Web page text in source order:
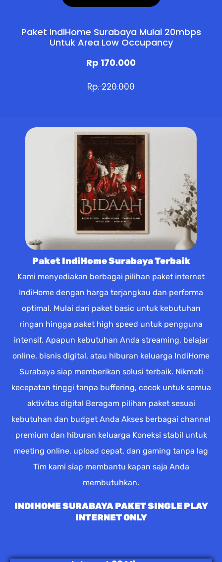
Paket IndiHome Surabaya Mulai 20mbps
Untuk Area Low Occupancy
Rp 170.000
Rp. 220.000
Paket IndiHome Surabaya Terbaik
Kami menyediakan berbagai pilihan paket internet
IndiHome dengan harga terjangkau dan performa
optimal. Mulai dari paket basic untuk kebutuhan
ringan hingga paket high speed untuk pengguna
intensif. Apapun kebutuhan Anda streaming, belajar
online, bisnis digital, atau hiburan keluarga IndiHome
Surabaya siap memberikan solusi terbaik. Nikmati
kecepatan tinggi tanpa buffering, cocok untuk semua
aktivitas digital Beragam pilihan paket sesuai
kebutuhan dan budget Anda Akses berbagai channel
premium dan hiburan keluarga Koneksi stabil untuk
meeting online, upload cepat, dan gaming tanpa lag
Tim kami siap membantu kapan saja Anda
membutuhkan.
INDIHOME SURABAYA PAKET SINGLE PLAY
INTERNET ONLY